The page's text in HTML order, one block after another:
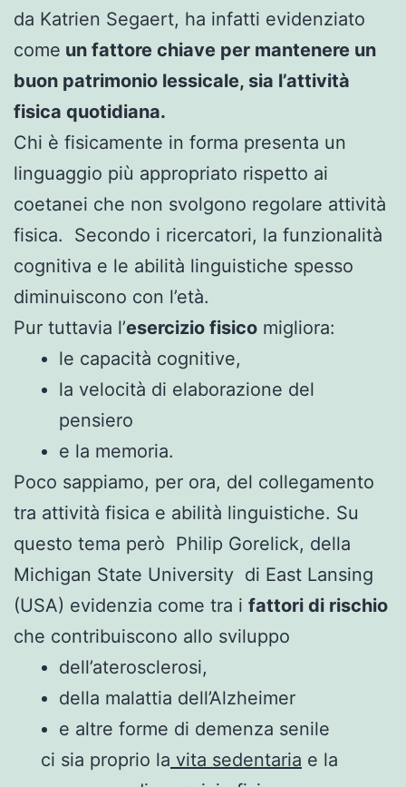
da Katrien Segaert, ha infatti evidenziato
come un fattore chiave per mantenere un
buon patrimonio lessicale, sia l’attività
fisica quotidiana.
Chi è fisicamente in forma presenta un
linguaggio più appropriato rispetto ai
coetanei che non svolgono regolare attività
fisica. Secondo i ricercatori, la funzionalità
cognitiva e le abilità linguistiche spesso
diminuiscono con l’età.
Pur tuttavia l’esercizio fisico migliora:
le capacità cognitive,
la velocità di elaborazione del
pensiero
e la memoria.
Poco sappiamo, per ora, del collegamento
tra attività fisica e abilità linguistiche. Su
questo tema però Philip Gorelick, della
Michigan State University di East Lansing
(USA) evidenzia come tra i fattori di rischio
che contribuiscono allo sviluppo
dell’aterosclerosi,
della malattia dell’Alzheimer
e altre forme di demenza senile
ci sia proprio la vita sedentaria e la